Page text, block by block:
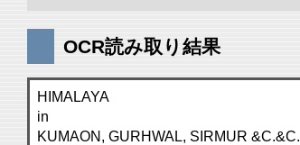
OCR読み取り結果
HIMALAYA
in
KUMAON, GURHWAL, SIRMUR &C.&C.